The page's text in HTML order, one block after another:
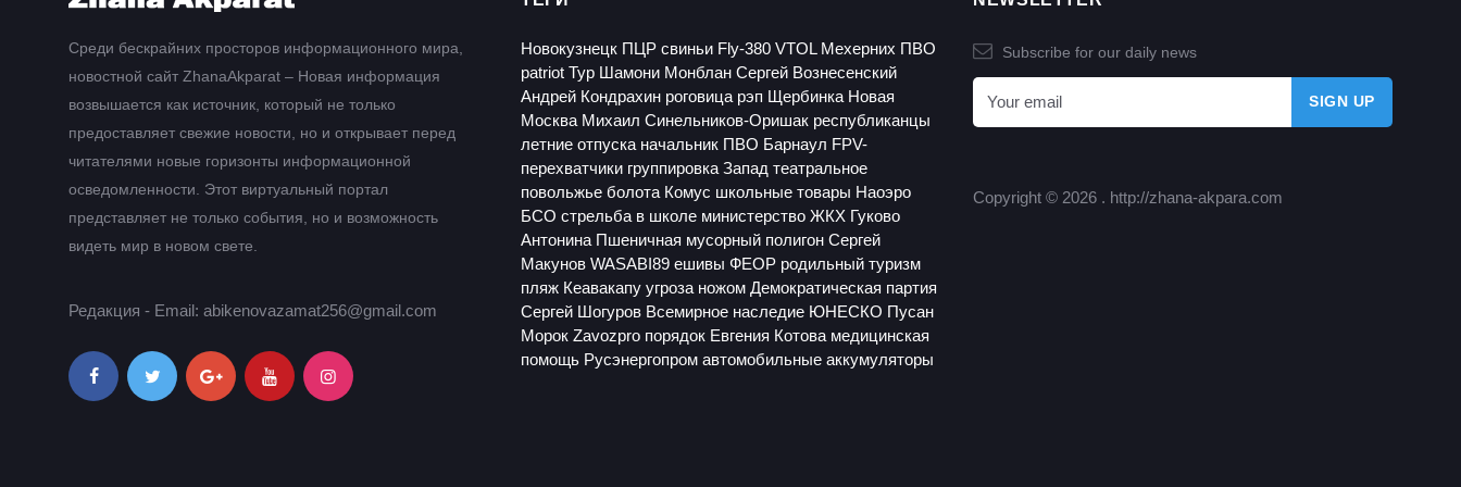
Среди бескрайних просторов информационного мира,
новостной сайт ZhanaAkparat – Новая информация
возвышается как источник, который не только
предоставляет свежие новости, но и открывает перед
читателями новые горизонты информационной
осведомленности. Этот виртуальный портал
представляет не только события, но и возможность
видеть мир в новом свете.
Редакция - Email: abikenovazamat256@gmail.com
Новокузнецк ПЦР свиньи Fly-380 VTOL Мехерних ПВО
patriot Тур Шамони Монблан Сергей Вознесенский
Андрей Кондрахин роговица рэп Щербинка Новая
Москва Михаил Синельников-Оришак республиканцы
летние отпуска начальник ПВО Барнаул FPV-
перехватчики группировка Запад театральное
повольжье болота Комус школьные товары Наоэро
БСО стрельба в школе министерство ЖКХ Гуково
Антонина Пшеничная мусорный полигон Сергей
Макунов WASABI89 ешивы ФЕОР родильный туризм
пляж Кеавакапу угроза ножом Демократическая партия
Сергей Шогуров Всемирное наследие ЮНЕСКО Пусан
Морок Zavozpro порядок Евгения Котова медицинская
помощь Русэнергопром автомобильные аккумуляторы
Subscribe for our daily news
Copyright © 2026 . http://zhana-akpara.com